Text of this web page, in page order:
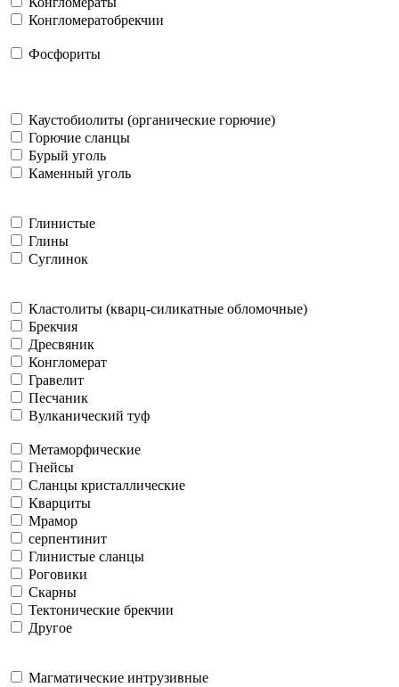
Конгломератобрекчии
Фосфориты
Каустобиолиты (органические горючие)
Горючие сланцы
Бурый уголь
Каменный уголь
Глинистые
Глины
Суглинок
Кластолиты (кварц-силикатные обломочные)
Брекчия
Дресвяник
Конгломерат
Гравелит
Песчаник
Вулканический туф
Метаморфические
Гнейсы
Сланцы кристаллические
Кварциты
Мрамор
серпентинит
Глинистые сланцы
Роговики
Скарны
Тектонические брекчии
Другое
Магматические интрузивные